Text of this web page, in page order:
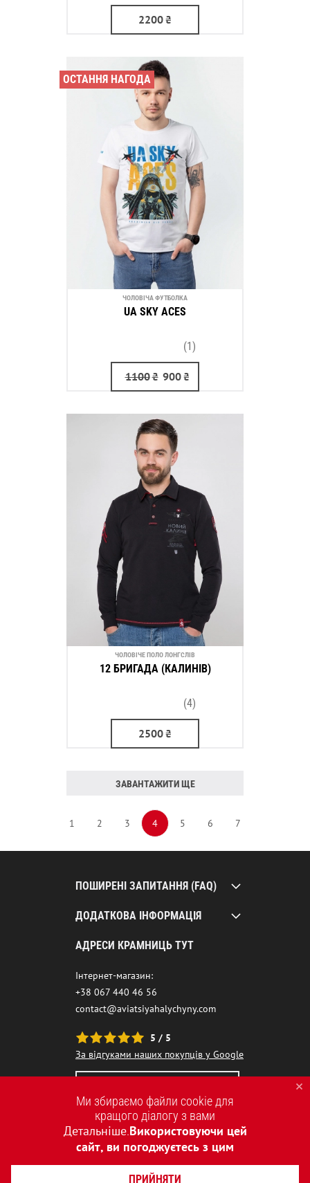
2200₴
ОСТАННЯ НАГОДА
ЧОЛОВІЧА ФУТБОЛКА
UA SKY ACES
(1)
1100₴ 900₴
ЧОЛОВІЧЕ ПОЛО ЛОНГСЛІВ
12 БРИГАДА (КАЛИНІВ)
(4)
2500₴
ЗАВАНТАЖИТИ ЩЕ
1 2 3 4 5 6 7
ПОШИРЕНІ ЗАПИТАННЯ (FAQ)
ДОДАТКОВА ІНФОРМАЦІЯ
АДРЕСИ КРАМНИЦЬ ТУТ
Інтернет-магазин:
+38 067 440 46 56
contact@aviatsiyahalychyny.com
5 / 5
За відгуками наших покупців у Google
2015-2026 © AVIATSIYA HALYCHYNY – УКРАЇНСЬКИЙ БРЕНД ОДЯГУ
Ми збираємо файли cookie для
кращого діалогу з вами
Детальніше.Використовуючи цей
сайт, ви погоджуєтесь з цим
ПРИЙНЯТИ